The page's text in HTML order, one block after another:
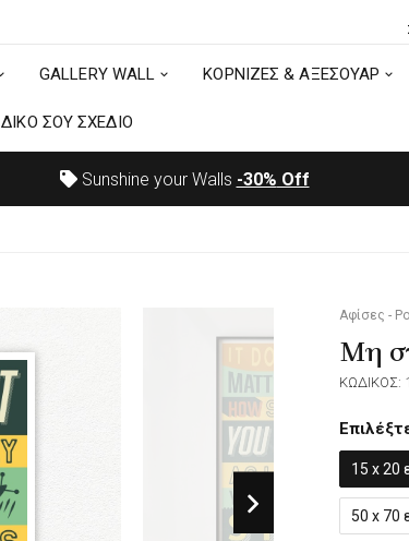
ΔΙΚΟ ΣΟΥ ΣΧΕΔΙΟ
GALLERY WALL ΚΟΡΝΙΖΕΣ & ΑΞΕΣΟΥΑΡ
ΔΙΚΟ ΣΟΥ ΣΧΕΔΙΟ
Sunshine your Walls -30% Off
Αφίσες -
Μη
ΚΩΔΙΚΟΣ:
15 x 20
50 x 70